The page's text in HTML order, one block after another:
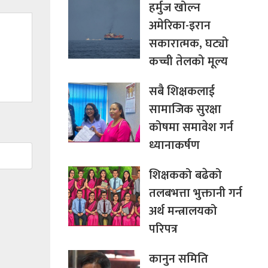
हर्मुज खोल्न
अमेरिका-इरान
सकारात्मक, घट्यो
कच्ची तेलको मूल्य
सबै शिक्षकलाई
सामाजिक सुरक्षा
कोषमा समावेश गर्न
ध्यानाकर्षण
शिक्षकको बढेको
तलबभत्ता भुक्तानी गर्न
अर्थ मन्त्रालयको
परिपत्र
कानुन समिति